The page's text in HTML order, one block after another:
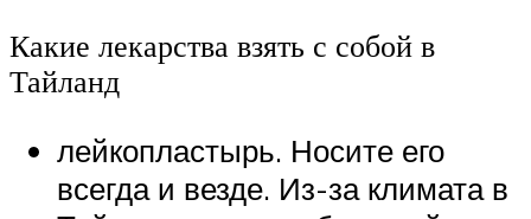
Какие лекарства взять с собой в
Тайланд
лейкопластырь. Носите его
всегда и везде. Из-за климата в